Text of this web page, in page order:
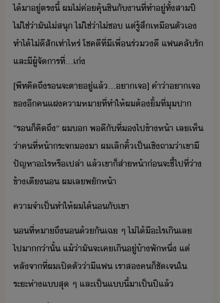
ไ้า​ู่​ตรี้​ ​ผ​ไ่​ค่​คุ้ชิ​ั​า​ที่​ทำ​ู่​ทั้​สา​ปี​ ​
ไ่ใช่​่า​ั​ไ่สุ​ ​ไ่ใช่​่า​ไ่​ช​ ​แต่​รู้สึ​เหื​ตัเ​
ทำไ้​ไ่ี​สั​เท่าไหร่​ ​โชคี​ที่​ี​เพื่​ร่​ี​ ​แฟคลั​รั​
​และ​ี​ผู้จัาร​ที่​…​เ่
[​พีท​คิถึ​ร​จะ​ตา​ู่​แล้​…​า​เจ​]​ ​คำ​่า​า​เจ​
ข​ี​ค​แฝ​คาหา​ที่​ทำให้​ผ​ต้​ิ้​ที่​ุ​ปา
“​ร​็​คิถึ​”​ ​ผ​​ ​พี​ั​ที่​​ไป​ข้าห้า​ ​เล​เห็​
่า​คที​่​ห้า​ระจ​​า​ ​ผ​เลิ​คิ้​เป็​เชิ​ถา​่า​เขา​ี
ปัญหา​ะไร​หรืเปล่า​ ​แล้​เขา​็​ส่าห้า​่​จะ​ชี้​ไป​ที่่า​
ข้า​เตี​ ​ผ​เล​พัห้า
คาจำเป็​ทำให้​ผ​ไ้​​ั​เขา
​ที่หา​ถึ​​้ั​เฉ​ ​ๆ​ ​ไ่ไ้​ี​ะไร​เิเล​
ไปา​​่าั​้​ ​แ้่า​ั​จะ​เค​เิ​ู่​้า​พั​หึ่​ ​แต่​
หลัจาที่​ผ​เปิตั​่า​ี​แฟ​ ​เรา​ส​ค​็​ชัเจ​ใ​
ระะห่า​แ​สุ​ ​ๆ​ ​และ​เป็​แี้​า​เป็​ปี​แล้